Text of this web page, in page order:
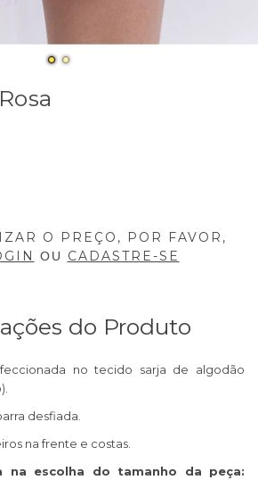
O PREÇO, POR FAVOR,
OU CADASTRE-SE
do Produto
no tecido sarja de algodão
desfiada.
na frente e costas.​
na escolha do tamanho da peça: